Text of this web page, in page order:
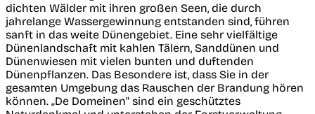
dichten Wälder mit ihren großen Seen, die durch
jahrelange Wassergewinnung entstanden sind, führen
sanft in das weite Dünengebiet. Eine sehr vielfältige
Dünenlandschaft mit kahlen Tälern, Sanddünen und
Dünenwiesen mit vielen bunten und duftenden
Dünenpflanzen. Das Besondere ist, dass Sie in der
gesamten Umgebung das Rauschen der Brandung hören
können. „De Domeinen" sind ein geschütztes